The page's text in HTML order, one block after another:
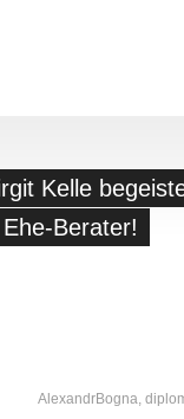
Kelle
Berater!
AlexandrBogna,